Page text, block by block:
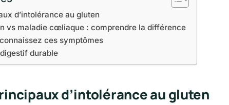
d’intolérance au gluten
vs maladie cœliaque : comprendre la différence
ces symptômes
durable
d’intolérance au gluten